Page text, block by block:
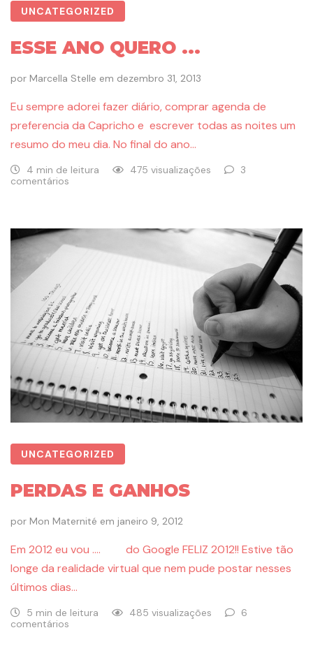
UNCATEGORIZED
ESSE ANO QUERO ...
por Marcella Stelle em dezembro 31, 2013
Eu sempre adorei fazer diário, comprar agenda de
preferencia da Capricho e escrever todas as noites um
resumo do meu dia. No final do ano…
4 min de leitura 475 visualizações
3
comentários
UNCATEGORIZED
PERDAS E GANHOS
por Mon Maternité em janeiro 9, 2012
Em 2012 eu vou …. do Google FELIZ 2012!! Estive tão
longe da realidade virtual que nem pude postar nesses
últimos dias…
5 min de leitura 485 visualizações
6
comentários